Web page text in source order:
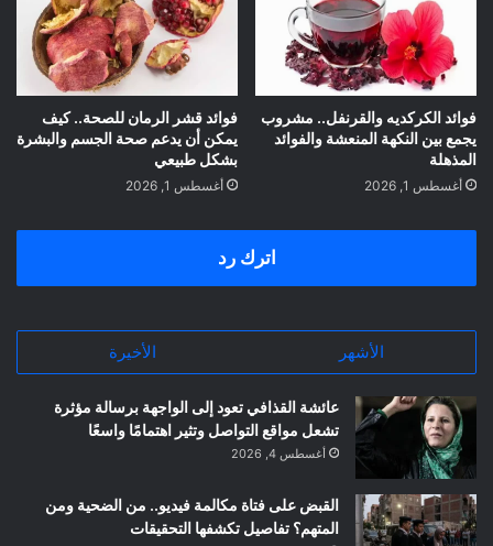
فوائد الكركديه والقرنفل.. مشروب
يجمع بين النكهة المنعشة والفوائد
المذهلة
أغسطس 1, 2026
فوائد قشر الرمان للصحة.. كيف
يمكن أن يدعم صحة الجسم والبشرة
بشكل طبيعي
أغسطس 1, 2026
اترك رد
الأشهر الأخيرة
عائشة القذافي تعود إلى الواجهة برسالة مؤثرة
تشعل مواقع التواصل وتثير اهتمامًا واسعًا
أغسطس 4, 2026
القبض على فتاة مكالمة فيديو.. من الضحية ومن
المتهم؟ تفاصيل تكشفها التحقيقات